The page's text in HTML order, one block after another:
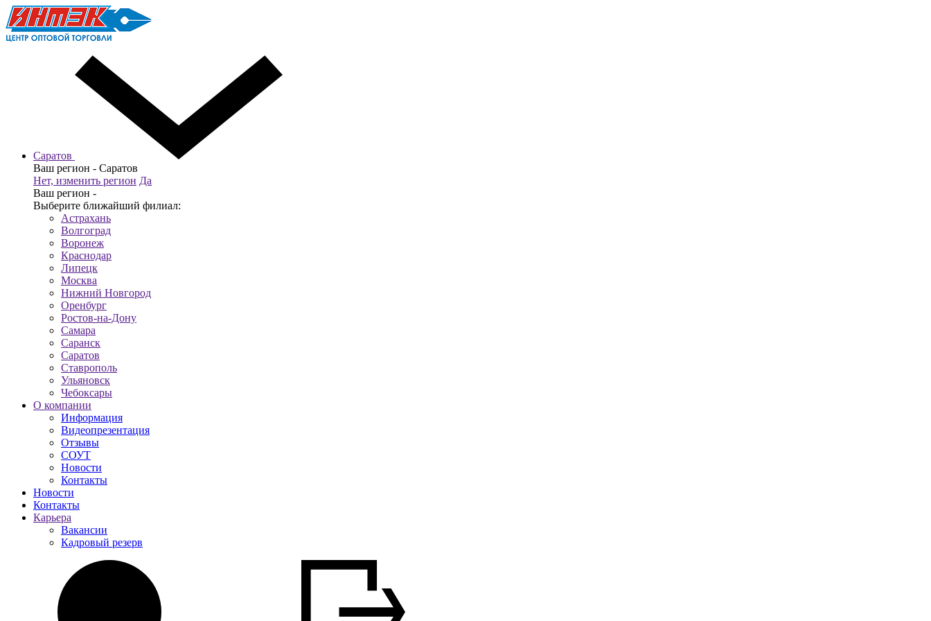
Саратов
Ваш регион - Саратов
Нет, изменить регион Да
Ваш регион -
Выберите ближайший филиал:
Астрахань
Волгоград
Воронеж
Краснодар
Липецк
Москва
Нижний Новгород
Оренбург
Ростов-на-Дону
Самара
Саранск
Саратов
Ставрополь
Ульяновск
Чебоксары
О компании
Информация
Видеопрезентация
Отзывы
СОУТ
Новости
Контакты
Новости
Контакты
Карьера
Вакансии
Кадровый резерв